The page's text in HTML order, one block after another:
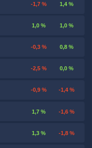
-1,7 % 1,4 %
1,0 % 1,0 %
-0,3 % 0,8 %
-2,5 % 0,0 %
-0,9 % -1,4 %
1,7 % -1,6 %
1,3 % -1,8 %